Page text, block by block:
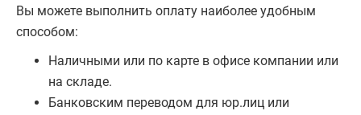
Вы можете выполнить оплату наиболее удобным
способом:
Наличными или по карте в офисе компании или
на складе.
Банковским переводом для юр.лиц или